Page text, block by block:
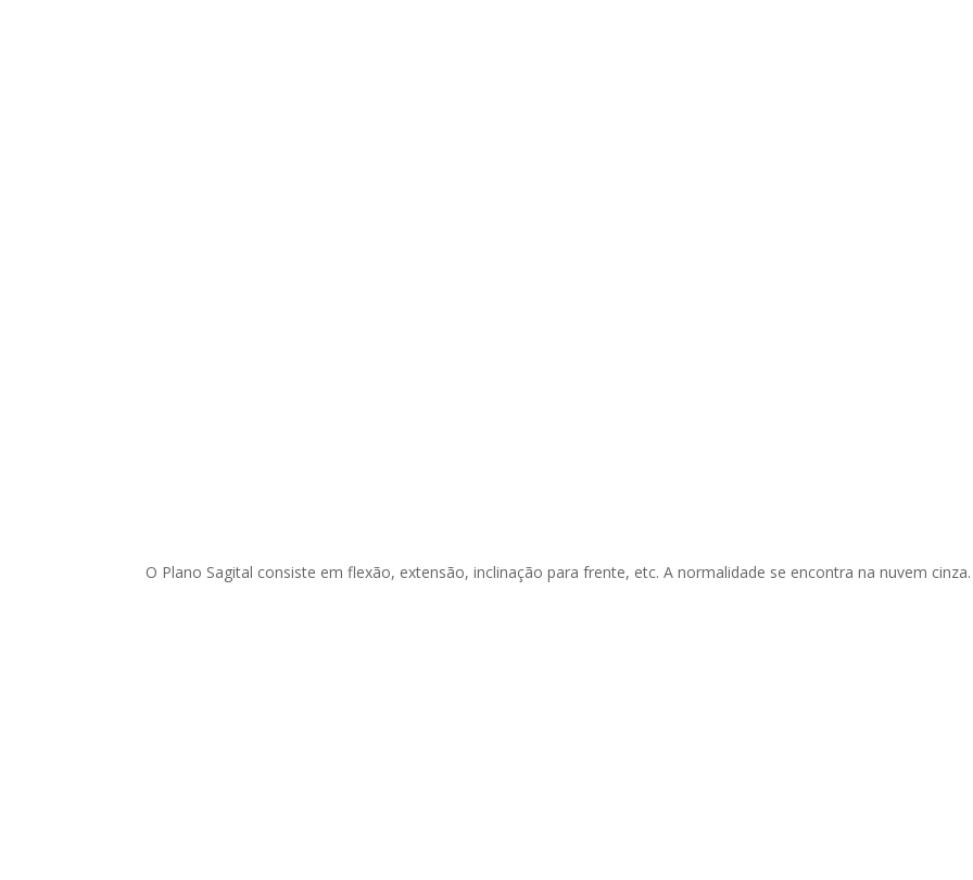
O Plano Sagital consiste em flexão, extensão, inclinação para frente, etc. A normalidade se encontra na nuvem cinza.